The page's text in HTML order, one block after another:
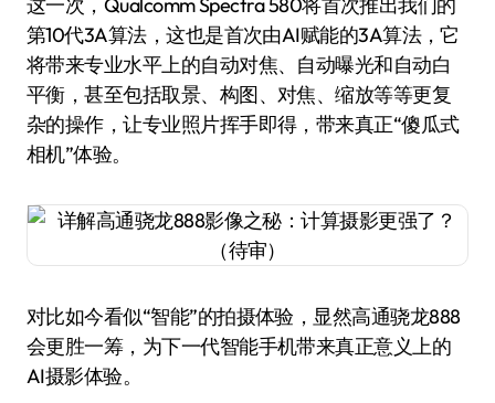
第10代3A算法，这也是首次由AI赋能的3A算法，它
将带来专业水平上的自动对焦、自动曝光和自动白
平衡，甚至包括取景、构图、对焦、缩放等等更复
杂的操作，让专业照片挥手即得，带来真正“傻瓜式
相机”体验。
对比如今看似“智能”的拍摄体验，显然高通骁龙888
会更胜一筹，为下一代智能手机带来真正意义上的
AI摄影体验。